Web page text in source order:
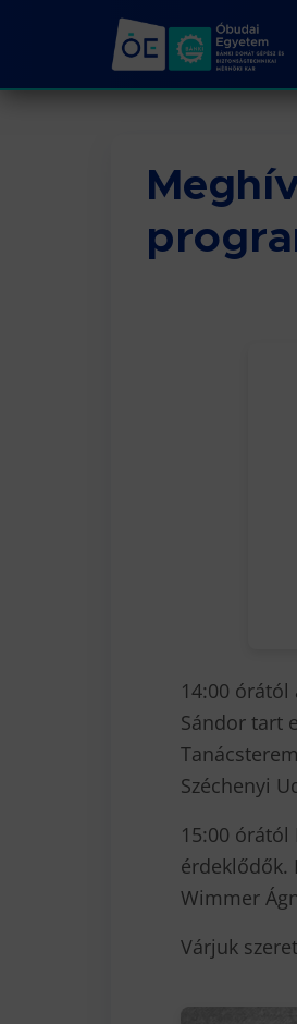
14:00 órától
Sándor tart
Széchenyi
15:00
érdeklődők.
Wimmer
Várjuk